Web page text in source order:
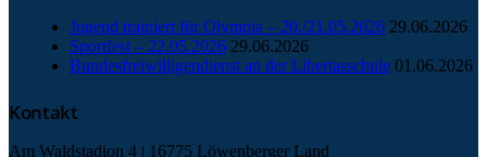
Jugend trainiert für Olympia – 20./21.05.2026 29.06.2026
Sportfest – 22.05.2026 29.06.2026
Bundesfreiwilligendienst an der Libertasschule 01.06.2026
Kontakt
Am Waldstadion 4 | 16775 Löwenberger Land